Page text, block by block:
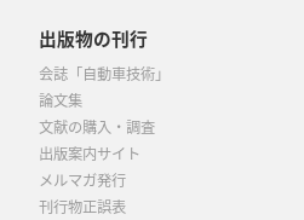
出版物の刊行
会誌「自動車技術」
論文集
文献の購入・調査
出版案内サイト
メルマガ発行
刊行物正誤表